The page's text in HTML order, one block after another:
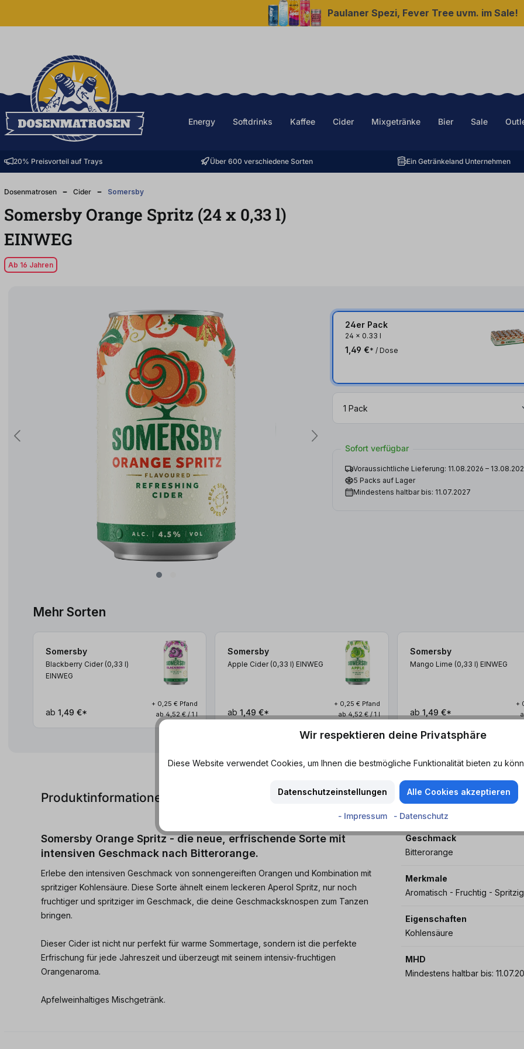
Paulaner Spezi, Fever Tree uvm. im Sale!
Energy Softdrinks Kaffee Cider Mixgetränke Bier Sale
20% Preisvorteil auf Trays Über 600 verschiedene Sorten Ein Getränkeland Unternehmen
Dosenmatrosen Cider Somersby
Somersby Orange Spritz (24 x 0,33l)
EINWEG
Ab 16 Jahren
24er Pack
24 x 0.33 l
1,49 €* / Dose
Sofort verfügbar
Voraussichtliche Lieferung: 11.08.2026 –
5 Packs auf Lager
Mindestens haltbar bis: 11.07.2027
Mehr Sorten
Somersby
Blackberry Cider (0,33 l)
EINWEG
ab 1,49 €*
+ 0,25 € Pfand
ab 4,52 € / 1 l
Somersby
Apple Cider (0,33 l) EINWEG
ab 1,49 €*
+ 0,25 € Pfand
ab 4,52 € / 1 l
Somersby
Mango Lime (0,33 l) EINWEG
ab 1,49 €*
+
Produktinformationen
Somersby Orange Spritz - die neue, erfrischende Sorte mit
intensiven Geschmack nach Bitterorange.
Erlebe den intensiven Geschmack von sonnengereiften Orangen und Kombination mit
spritziger Kohlensäure. Diese Sorte ähnelt einem leckeren Aperol Spritz, nur noch
fruchtiger und spritziger im Geschmack, die deine Geschmacksknospen zum Tanzen
bringen.
Dieser Cider ist nicht nur perfekt für warme Sommertage, sondern ist die perfekte
Erfrischung für jede Jahreszeit und überzeugt mit seinem intensiv-fruchtigen
Orangenaroma.
Apfelweinhaltiges Mischgetränk.
Geschmack
Bitterorange
Merkmale
Aromatisch - Fruchtig -
Eigenschaften
Kohlensäure
MHD
Mindestens haltbar bis:
Wir respektieren deine Privatsphäre
Diese Website verwendet Cookies, um Ihnen die bestmögliche Funktionalität bieten zu
Datenschutzeinstellungen Alle Cookies akzeptieren
- Impressum - Datenschutz